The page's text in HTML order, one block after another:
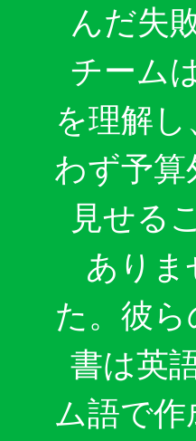
んだ失
チーム
を理解
わず予算
見せる
ありま
た。彼
書は英
ム語で